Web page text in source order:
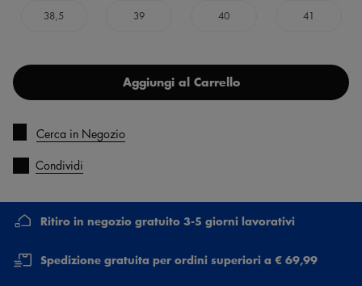
38,5 39 40 41
Aggiungi al Carrello
Cerca in Negozio
Condividi
Ritiro in negozio gratuito 3-5 giorni lavorativi
Spedizione gratuita per ordini superiori a € 69,99